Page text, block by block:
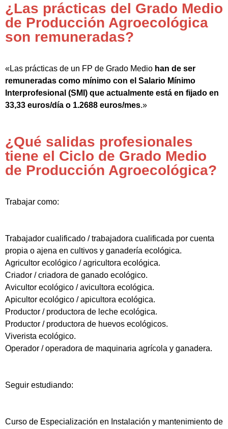
¿Las prácticas del Grado Medio
de Producción Agroecológica
son remuneradas?
«Las prácticas de un FP de Grado Medio han de ser
remuneradas como mínimo con el Salario Mínimo
Interprofesional (SMI) que actualmente está en fijado en
33,33 euros/día o 1.2688 euros/mes.»
¿Qué salidas profesionales
tiene el Ciclo de Grado Medio
de Producción Agroecológica?
Trabajar como:
Trabajador cualificado / trabajadora cualificada por cuenta
propia o ajena en cultivos y ganadería ecológica.
Agricultor ecológico / agricultora ecológica.
Criador / criadora de ganado ecológico.
Avicultor ecológico / avicultora ecológica.
Apicultor ecológico / apicultora ecológica.
Productor / productora de leche ecológica.
Productor / productora de huevos ecológicos.
Viverista ecológico.
Operador / operadora de maquinaria agrícola y ganadera.
Seguir estudiando:
Curso de Especialización en Instalación y mantenimiento de